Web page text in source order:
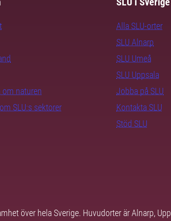
naturen
SLU:s sektorer
Alla SLU-orter
SLU Alnarp
SLU Umeå
SLU Uppsala
Jobba på SLU
Kontakta SLU
Stöd SLU
över hela Sverige. Huvudorter är Alnarp,